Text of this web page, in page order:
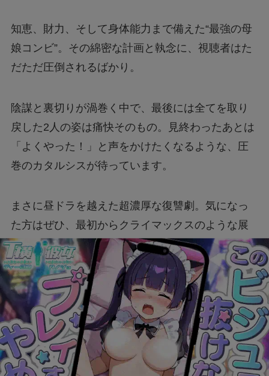
知恵、財力、そして身体能力まで備えた“最強の母
娘コンビ”。その綿密な計画と執念に、視聴者はた
だただ圧倒されるばかり。
陰謀と裏切りが渦巻く中で、最後には全てを取り
戻した2人の姿は痛快そのもの。見終わったあとは
「よくやった！」と声をかけたくなるような、圧
巻のカタルシスが待っています。
まさに昼ドラを越えた超濃厚な復讐劇。気になっ
た方はぜひ、最初からクライマックスのような展
開をぜひ体感してみてください。